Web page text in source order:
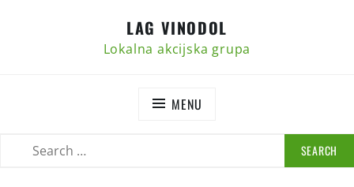
LAG VINODOL
Lokalna akcijska grupa
MENU